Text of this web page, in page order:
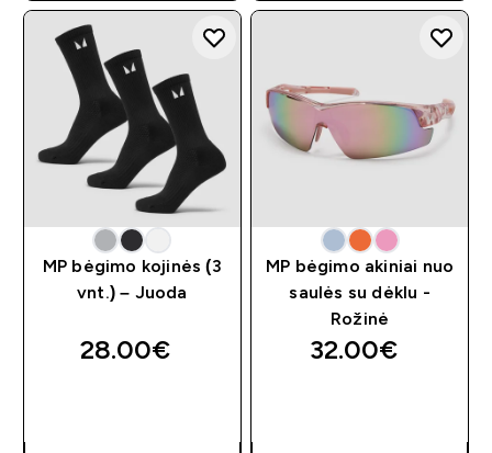
MP bėgimo kojinės (3
vnt.) – Juoda
28.00€‎
MP bėgimo akiniai nuo
saulės su dėklu -
Rožinė
32.00€‎